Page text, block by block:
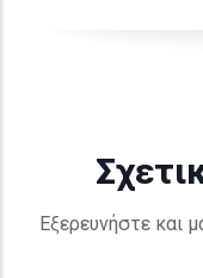
Εξερευνήστε και